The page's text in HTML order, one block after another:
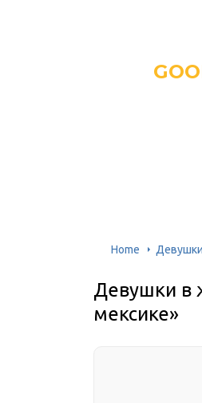
Home
Девушки в
мексике»